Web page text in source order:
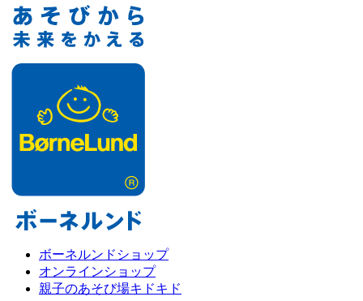
ボーネルンドショップ
オンラインショップ
親子のあそび場キドキド